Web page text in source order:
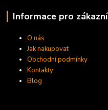
Informace pro
O nás
Jak nakupovat
Obchodní podmínky
Kontakty
Blog